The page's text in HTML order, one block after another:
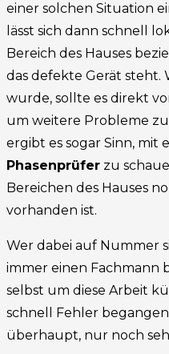
einer solchen Situation
lässt sich dann schnell
Bereich des Hauses
das defekte Gerät steht.
wurde, sollte es direkt
um weitere Probleme
ergibt es sogar Sinn, mit
Phasenprüfer zu
Bereichen des Hauses
vorhanden ist.
Wer dabei auf Nummer
immer einen Fachmann
selbst um diese Arbeit
schnell Fehler
überhaupt, nur noch